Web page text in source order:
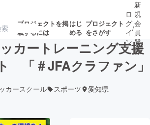
プロジェクトを掲
載するには
はじ
める
プロジェクト
をさがす
ジェクト
募集終了が近いプ
ロジェクト
されます
ロ
グ
イ
ン
/
新
規
会
員
登
録
カートレーニング支援
「＃JFAクラファン」
カースクール スポーツ 愛知県